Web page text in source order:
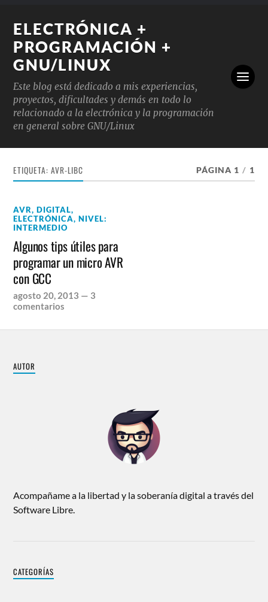
ELECTRÓNICA +
PROGRAMACIÓN +
GNU/LINUX
Este blog está dedicado a mis experiencias,
proyectos, dificultades y demás en todo lo
relacionado a la electrónica y la programación
en general sobre GNU/Linux
ETIQUETA:AVR-LIBC PÁGINA 1 / 1
AVR,DIGITAL,
ELECTRÓNICA,NIVEL:
INTERMEDIO
Algunos tips útiles para
programar un micro AVR
con GCC
agosto 20, 2013 — 3
comentarios
AUTOR
Acompañame a la libertad y la soberanía digital a través del
Software Libre.
CATEGORÍAS